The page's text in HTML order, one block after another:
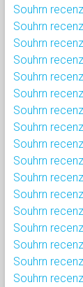
Souhrn
Souhrn
Souhrn
Souhrn
Souhrn
Souhrn
Souhrn
Souhrn
Souhrn
Souhrn
Souhrn
Souhrn
Souhrn
Souhrn
Souhrn
Souhrn
Souhrn